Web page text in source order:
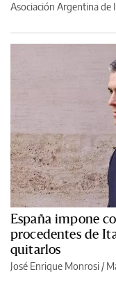
Asociación Argentina de
España impone
procedentes de
quitarlos
José Enrique Monrosi /